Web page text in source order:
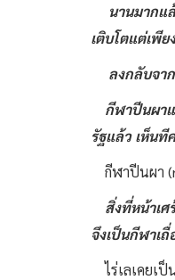
นานมากแ
เติบโตแต่เพี
ลงกลับจาก
กีฬาปีนผา
รัฐแล้ว เห็นที
กีฬาปีนผา
สิ่งที่หน้าเศ
จึงเป็นกีฬาเ
ไร่เลเคยเป็